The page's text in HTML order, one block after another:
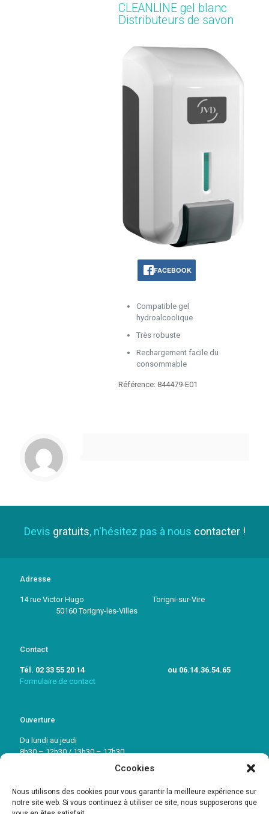
Ccookies
Nous utilisons des cookies pour vous garantir la meilleure expérience sur
notre site web. Si vous continuez à utiliser ce site, nous supposerons que
CLEANLINE gel blanc
Distributeurs de savon
FACEBOOK
Compatible gel
hydroalcoolique
Très robuste
Rechargement facile du
consommable
Référence: 844479-E01
Devis gratuits, n'hésitez pas à nous contacter !
Adresse
14 rue Victor Hugo Torigni-sur-Vire
50160 Torigny-les-Villes
Contact
Tél. 02 33 55 20 14 ou 06.14.36.54.65
Formulaire de contact
Ouverture
Du lundi au jeudi
8h30 – 12h30 / 13h30 – 17h30
Vendredi: 8h30 – 12h30 / 13h30 – 16h30